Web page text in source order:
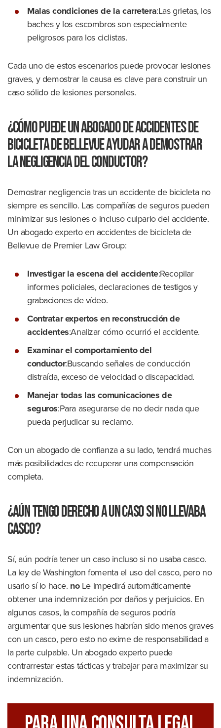
Malas condiciones de la carretera:Las grietas, los
baches y los escombros son especialmente
peligrosos para los ciclistas.
Cada uno de estos escenarios puede provocar lesiones
graves, y demostrar la causa es clave para construir un
caso sólido de lesiones personales.
¿Cómo puede un abogado de accidentes de
bicicleta de Bellevue ayudar a demostrar
la negligencia del conductor?
Demostrar negligencia tras un accidente de bicicleta no
siempre es sencillo. Las compañías de seguros pueden
minimizar sus lesiones o incluso culparlo del accidente.
Un abogado experto en accidentes de bicicleta de
Bellevue de Premier Law Group:
Investigar la escena del accidente:Recopilar
informes policiales, declaraciones de testigos y
grabaciones de vídeo.
Contratar expertos en reconstrucción de
accidentes:Analizar cómo ocurrió el accidente.
Examinar el comportamiento del
conductor:Buscando señales de conducción
distraída, exceso de velocidad o discapacidad.
Manejar todas las comunicaciones de
seguros:Para asegurarse de no decir nada que
pueda perjudicar su reclamo.
Con un abogado de confianza a su lado, tendrá muchas
más posibilidades de recuperar una compensación
completa.
¿Aún tengo derecho a un caso si no llevaba
casco?
Sí, aún podría tener un caso incluso si no usaba casco.
La ley de Washington fomenta el uso del casco, pero no
usarlo sí lo hace. noLe impedirá automáticamente
obtener una indemnización por daños y perjuicios. En
algunos casos, la compañía de seguros podría
argumentar que sus lesiones habrían sido menos graves
con un casco, pero esto no exime de responsabilidad a
la parte culpable. Un abogado experto puede
contrarrestar estas tácticas y trabajar para maximizar su
indemnización.